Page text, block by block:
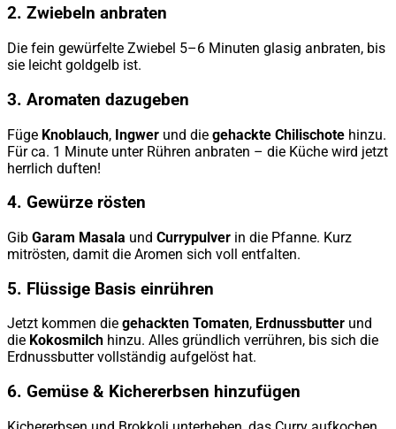
2. Zwiebeln anbraten
Die fein gewürfelte Zwiebel 5–6 Minuten glasig anbraten, bis
sie leicht goldgelb ist.
3. Aromaten dazugeben
Füge Knoblauch, Ingwer und die gehackte Chilischote hinzu.
Für ca. 1 Minute unter Rühren anbraten – die Küche wird jetzt
herrlich duften!
4. Gewürze rösten
Gib Garam Masala und Currypulver in die Pfanne. Kurz
mitrösten, damit die Aromen sich voll entfalten.
5. Flüssige Basis einrühren
Jetzt kommen die gehackten Tomaten, Erdnussbutter und
die Kokosmilch hinzu. Alles gründlich verrühren, bis sich die
Erdnussbutter vollständig aufgelöst hat.
6. Gemüse & Kichererbsen hinzufügen